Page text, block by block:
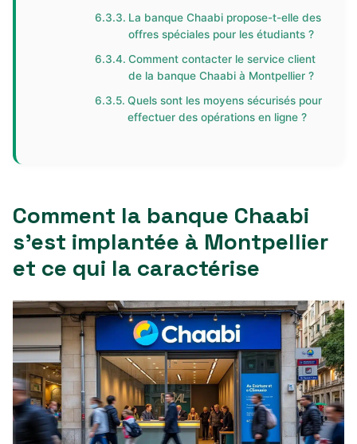
La banque Chaabi propose-t-elle des
offres spéciales pour les étudiants ?
Comment contacter le service client
de la banque Chaabi à Montpellier ?
Quels sont les moyens sécurisés pour
effectuer des opérations en ligne ?
Comment la banque Chaabi
s’est implantée à Montpellier
et ce qui la caractérise